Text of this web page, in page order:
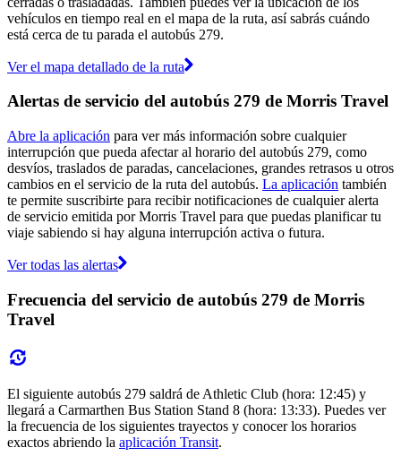
vehículos en tiempo real en el mapa de la ruta, así sabrás cuándo
está cerca de tu parada el autobús 279.
Ver el mapa detallado de la ruta
Alertas de servicio del autobús 279 de Morris Travel
Abre la aplicación para ver más información sobre cualquier
interrupción que pueda afectar al horario del autobús 279, como
desvíos, traslados de paradas, cancelaciones, grandes retrasos u otros
cambios en el servicio de la ruta del autobús. La aplicación también
te permite suscribirte para recibir notificaciones de cualquier alerta
de servicio emitida por Morris Travel para que puedas planificar tu
viaje sabiendo si hay alguna interrupción activa o futura.
Ver todas las alertas
Frecuencia del servicio de autobús 279 de Morris
Travel
El siguiente autobús 279 saldrá de Athletic Club (hora: 12:45) y
llegará a Carmarthen Bus Station Stand 8 (hora: 13:33). Puedes ver
la frecuencia de los siguientes trayectos y conocer los horarios
exactos abriendo la aplicación Transit.